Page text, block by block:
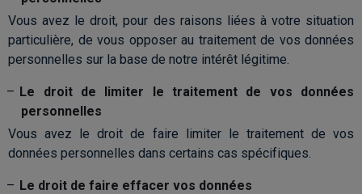
Vous avez le droit, pour des raisons liées à votre situation
particulière, de vous opposer au traitement de vos données
personnelles sur la base de notre intérêt légitime.
Le droit de limiter le traitement de vos données
personnelles
Vous avez le droit de faire limiter le traitement de vos
données personnelles dans certains cas spécifiques.
Le droit de faire effacer vos données